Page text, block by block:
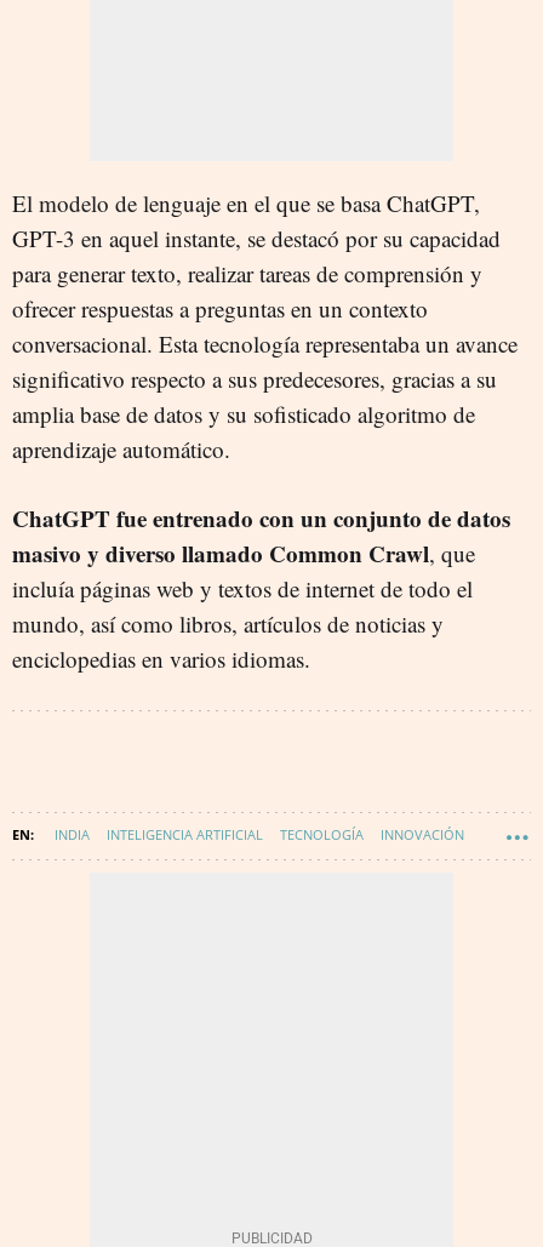
El modelo de lenguaje en el que se basa ChatGPT,
GPT-3 en aquel instante, se destacó por su capacidad
para generar texto, realizar tareas de comprensión y
ofrecer respuestas a preguntas en un contexto
conversacional. Esta tecnología representaba un avance
significativo respecto a sus predecesores, gracias a su
amplia base de datos y su sofisticado algoritmo de
aprendizaje automático.
ChatGPT fue entrenado con un conjunto de datos
masivo y diverso llamado Common Crawl, que
incluía páginas web y textos de internet de todo el
mundo, así como libros, artículos de noticias y
enciclopedias en varios idiomas.
INDIA INTELIGENCIA ARTIFICIAL TECNOLOGÍA INNOVACIÓN